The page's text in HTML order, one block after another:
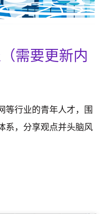
需要更新内
等行业的青年人才，围
系，分享观点并头脑风